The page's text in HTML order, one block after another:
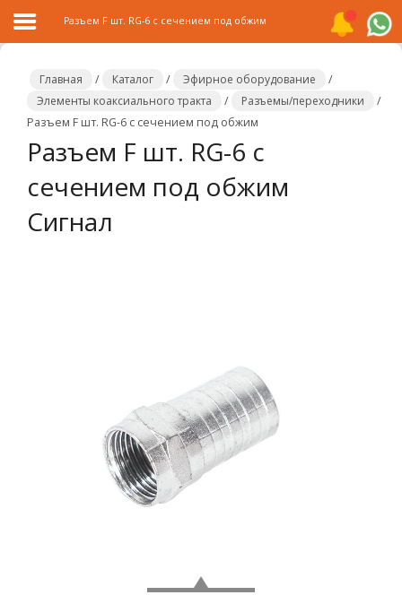
Главная
Каталог
Разъем F шт. RG-6 с сечением под обжим
Главная / Каталог / Эфирное оборудование
/
Элементы коаксиального тракта
/ Разъемы/переходники
/
Разъем F шт. RG-6 с сечением под обжим
Разъем F шт. RG-6 с
сечением под обжим
Сигнал